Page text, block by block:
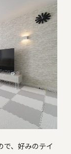
で、好みのテイ